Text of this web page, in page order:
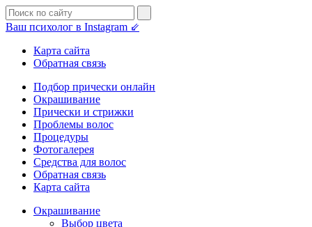
Ваш психолог в Instagram ⇙
Карта сайта
Обратная связь
Подбор прически онлайн
Окрашивание
Прически и стрижки
Проблемы волос
Процедуры
Фотогалерея
Средства для волос
Обратная связь
Карта сайта
Окрашивание
Выбор цвета